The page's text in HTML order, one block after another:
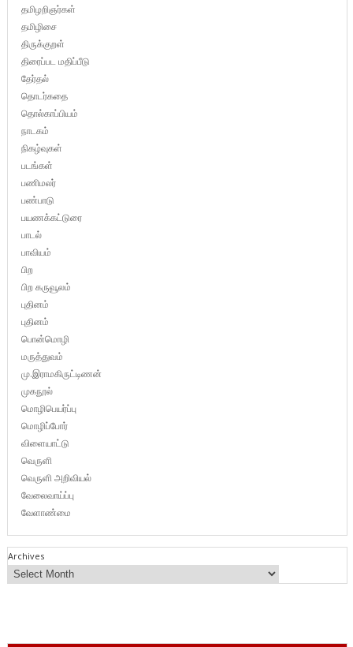
தமிழறிஞர்கள்
தமிழிசை
திருக்குறள்
திரைப்பட மதிப்பீடு
தேர்தல்
தொடர்கதை
தொல்காப்பியம்
நாடகம்
நிகழ்வுகள்
படங்கள்
பணிமலர்
பண்பாடு
பயணக்கட்டுரை
பாடல்
பாவியம்
பிற
பிற கருவூலம்
புதினம்
புதினம்
பொன்மொழி
மருத்துவம்
மு.இராமகிருட்டிணன்
முகநூல்
மொழிபெயர்ப்பு
மொழிப்போர்
விளையாட்டு
வெருளி
வெருளி அறிவியல்
வேலைவாய்ப்பு
வேளாண்மை
Archives